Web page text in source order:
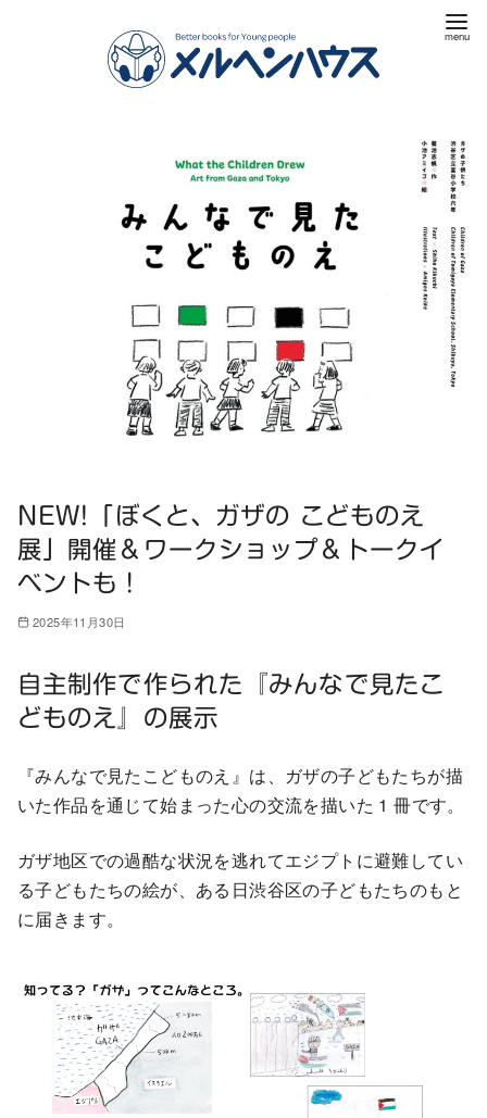
NEW!「ぼくと、ガザの こどものえ
展」開催＆ワークショップ＆トークイ
ベントも！
2025年11月30日
自主制作で作られた『みんなで見たこ
どものえ』の展示
『みんなで見たこどものえ』は、ガザの子どもたちが描
いた作品を通じて始まった心の交流を描いた 1 冊です。
ガザ地区での過酷な状況を逃れてエジプトに避難してい
る子どもたちの絵が、ある日渋谷区の子どもたちのもと
に届きます。